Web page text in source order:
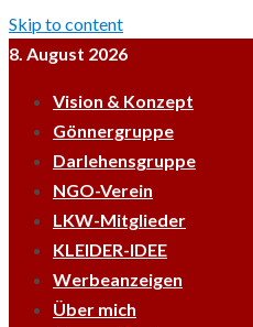
Skip to content
8. August 2026
Vision & Konzept
Gönnergruppe
Darlehensgruppe
NGO-Verein
LKW-Mitglieder
KLEIDER-IDEE
Werbeanzeigen
Über mich